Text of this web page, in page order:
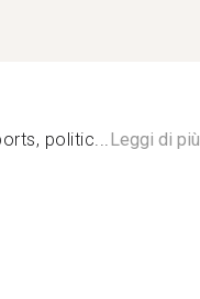
politic...Leggi di più